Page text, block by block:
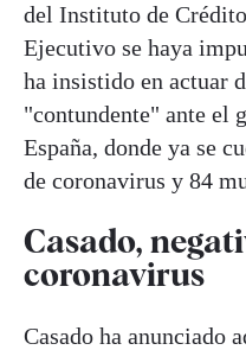
del Instituto de
Ejecutivo se haya
ha insistido en actuar
"contundente" ante el
España, donde ya se
de coronavirus y 84
Casado,
coronavirus
Casado ha anunciado